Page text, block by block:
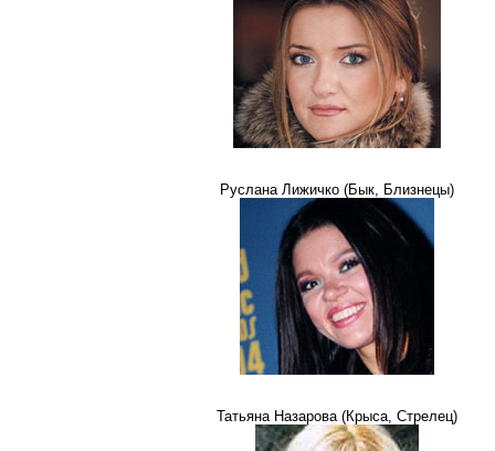
Руслана Лижичко (Бык, Близнецы)
Татьяна Назарова (Крыса, Стрелец)